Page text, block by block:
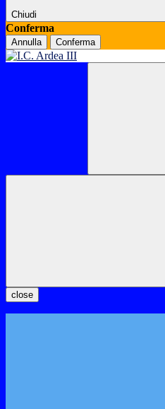
Chiudi
Conferma
Annulla Conferma
close